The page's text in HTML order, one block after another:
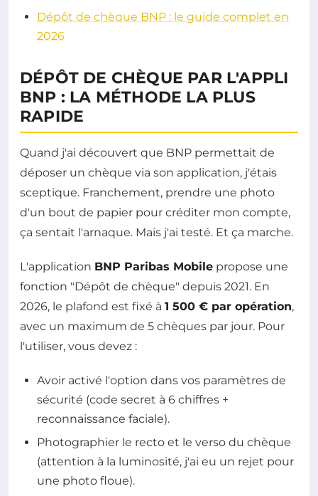
Dépôt de chèque BNP : le guide complet en
2026
DÉPÔT DE CHÈQUE PAR L'APPLI
BNP : LA MÉTHODE LA PLUS
RAPIDE
Quand j'ai découvert que BNP permettait de
déposer un chèque via son application, j'étais
sceptique. Franchement, prendre une photo
d'un bout de papier pour créditer mon compte,
ça sentait l'arnaque. Mais j'ai testé. Et ça marche.
L'application BNP Paribas Mobile propose une
fonction "Dépôt de chèque" depuis 2021. En
2026, le plafond est fixé à 1 500 € par opération,
avec un maximum de 5 chèques par jour. Pour
l'utiliser, vous devez :
Avoir activé l'option dans vos paramètres de
sécurité (code secret à 6 chiffres +
reconnaissance faciale).
Photographier le recto et le verso du chèque
(attention à la luminosité, j'ai eu un rejet pour
une photo floue).